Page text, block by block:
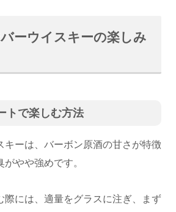
ーウイスキーの楽しみ
トで楽しむ方法
キーは、バーボン原酒の甘さが特徴
やや強めです。
際には、適量をグラスに注ぎ、まず